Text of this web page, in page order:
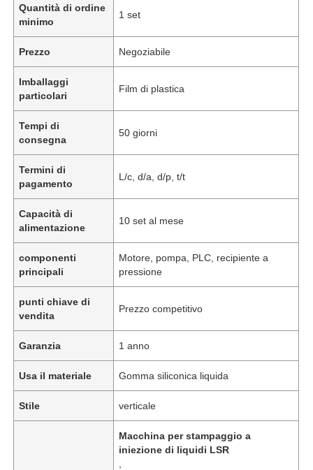
Quantità di ordine
minimo
1 set
Prezzo Negoziabile
Imballaggi
particolari
Film di plastica
Tempi di
consegna
50 giorni
Termini di
pagamento
L/c, d/a, d/p, t/t
Capacità di
alimentazione
10 set al mese
componenti
principali
Motore, pompa, PLC, recipiente a
pressione
punti chiave di
vendita
Prezzo competitivo
Garanzia 1 anno
Usa il materiale Gomma siliconica liquida
Stile verticale
Macchina per stampaggio a
iniezione di liquidi LSR